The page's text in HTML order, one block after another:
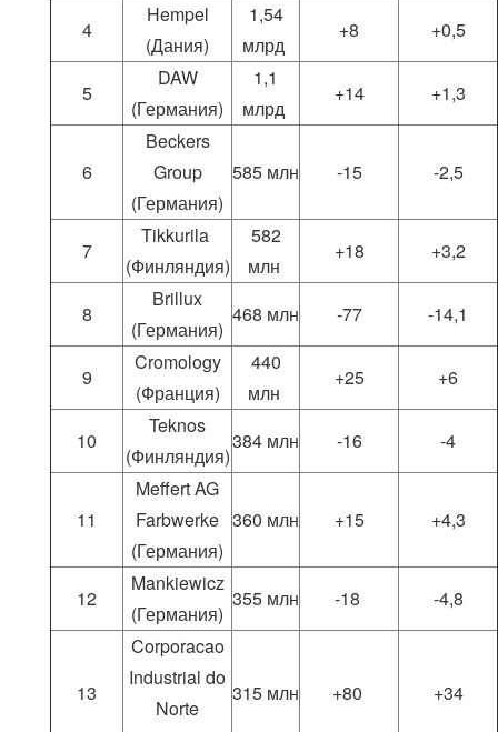
4
Hempel
(Дания)
1,54
млрд
+8 +0,5
5
DAW
(Германия)
1,1
млрд
+14 +1,3
6
Beckers
Group
(Германия)
585 млн -15 -2,5
7
Tikkurila
(Финляндия)
582
млн
+18 +3,2
8
Brillux
(Германия)
468 млн -77 -14,1
9
Cromology
(Франция)
440
млн
+25 +6
10
Teknos
(Финляндия)
384 млн -16 -4
11
Meffert AG
Farbwerke
(Германия)
360 млн +15 +4,3
12
Mankiewicz
(Германия)
355 млн -18 -4,8
13
Corporacao
Industrial do
Norte
315 млн +80 +34